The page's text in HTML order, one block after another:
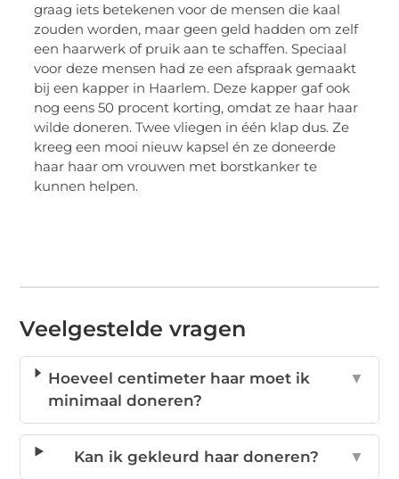
graag iets betekenen voor de mensen die kaal
zouden worden, maar geen geld hadden om zelf
een haarwerk of pruik aan te schaffen. Speciaal
voor deze mensen had ze een afspraak gemaakt
bij een kapper in Haarlem. Deze kapper gaf ook
nog eens 50 procent korting, omdat ze haar haar
wilde doneren. Twee vliegen in één klap dus. Ze
kreeg een mooi nieuw kapsel én ze doneerde
haar haar om vrouwen met borstkanker te
kunnen helpen.
Veelgestelde vragen
Hoeveel centimeter haar moet ik
minimaal doneren?
▼
Kan ik gekleurd haar doneren? ▼